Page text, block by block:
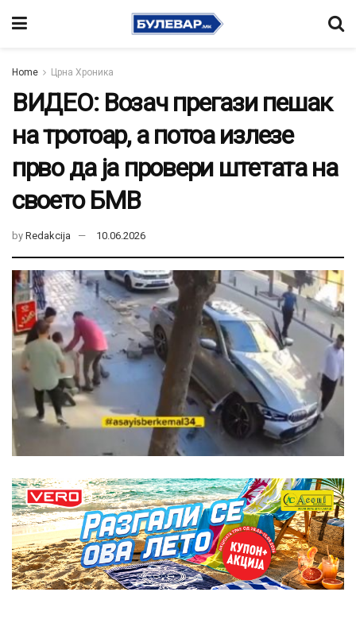
Home Црна Хроника
ВИДЕО: Возач прегази пешак
на тротоар, а потоа излезе
прво да ја провери штетата на
своето БМВ
by Redakcija 10.06.2026